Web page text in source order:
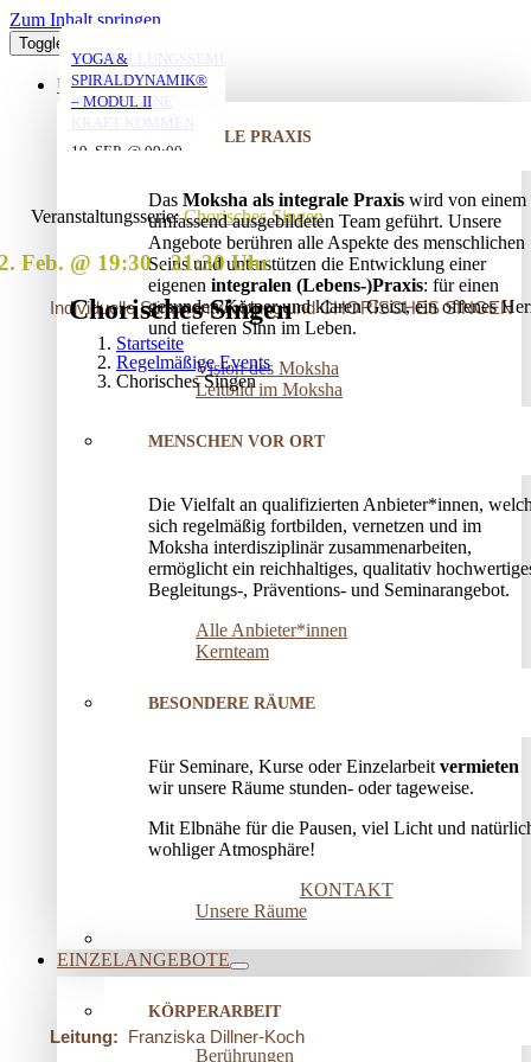
Zum Inhalt springen
Toggle Navigation
ÜBER UNS
INTEGRALE PRAXIS
Das Moksha als integrale Praxis wird von einem
umfassend ausgebildeten Team geführt. Unsere
Angebote berühren alle Aspekte des menschlichen
Seins und unterstützen die Entwicklung einer
eigenen integralen (Lebens-)Praxis: für einen
gesunden Körper und klaren Geist, ein offenes
und tieferen Sinn im Leben.
Vision des Moksha
Leitbild im Moksha
MENSCHEN VOR ORT
Die Vielfalt an qualifizierten Anbieter*innen,
sich regelmäßig fortbilden, vernetzen und im
Moksha interdisziplinär zusammenarbeiten,
ermöglicht ein reichhaltiges, qualitativ
Begleitungs-, Präventions­- und Seminarangebot.
Alle Anbieter*innen
Kernteam
BESONDERE RÄUME
Für Seminare, Kurse oder Einzelarbeit vermieten
wir unsere Räume stunden- oder tageweise.
Mit Elbnähe für die Pausen, viel Licht und
wohliger Atmosphäre!
KONTAKT
Unsere Räume
EINZELANGEBOTE
KÖRPERARBEIT
Berührungen
Chorisches Singen
Startseite
Regelmäßige Events
Chorisches Singen
Veranstaltungsserie:Chorisches Singen
Feb. @ 19:30-21:30
Individuelle Stimmentwicklung und CHORISCHES SINGEN
Leitung: Franziska Dillner-Koch
YOGA MIT DANIEL
10. AUG. @ 18:00
19:30
YOGA MIT DANIEL
10. AUG. @ 20:00
21:30
YOGA MIT DANIEL
11. AUG. @ 18:00
19:30
VERSTRICKUNGEN
LÖSEN – OFFENES
AUFSTELLUNGSSEMINAR
25. AUG. @ 17:00
AUFSTELLUNGSSEMINAR
– MIT DEM VATER
IN DIE EIGENE
KRAFT KOMMEN
17:30
YOGA &
SPIRALDYNAMIK®
– MODUL II
19. SEP. @ 09:00
20. SEP. @ 16:00